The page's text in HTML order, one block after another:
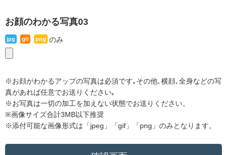
お顔のわかる写真03
jpg gif png のみ
※お顔がわかるアップの写真は必須です｡その他､横顔､全身などの写
真があれば任意でお送りください｡
※お写真は一切の加工を加えない状態でお送りください。
※画像サイズ合計3MB以下推奨
※添付可能な画像形式は「jpeg」「gif」「png」のみとなります。